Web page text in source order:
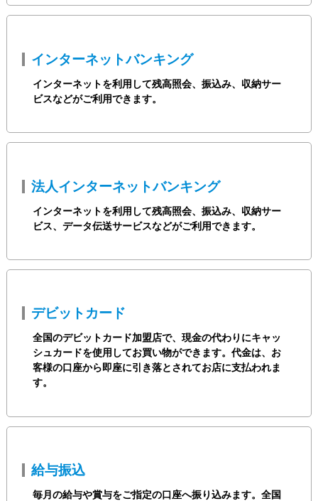
インターネットバンキング
インターネットを利用して残高照会、振込み、収納サー
ビスなどがご利用できます。
法人インターネットバンキング
インターネットを利用して残高照会、振込み、収納サー
ビス、データ伝送サービスなどがご利用できます。
デビットカード
全国のデビットカード加盟店で、現金の代わりにキャッ
シュカードを使用してお買い物ができます。代金は、お
客様の口座から即座に引き落とされてお店に支払われま
す。
給与振込
毎月の給与や賞与をご指定の口座へ振り込みます。全国